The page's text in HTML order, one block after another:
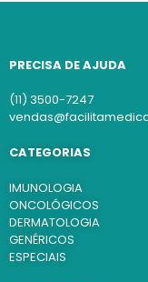
PRECISA DE AJUDA
(11) 3500-7247
CATEGORIAS
IMUNOLOGIA
ONCOLÓGICOS
DERMATOLOGIA
GENÉRICOS
ESPECIAIS